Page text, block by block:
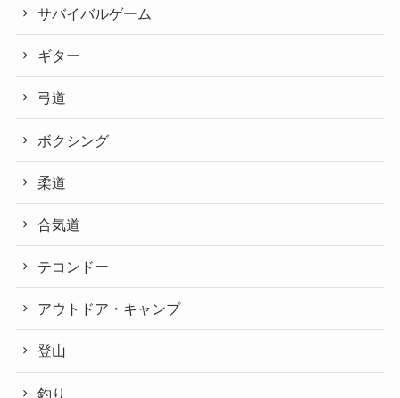
サバイバルゲーム
ギター
弓道
ボクシング
柔道
合気道
テコンドー
アウトドア・キャンプ
登山
釣り